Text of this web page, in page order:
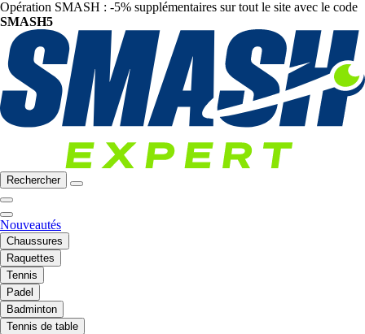
Opération SMASH : -5% supplémentaires sur tout le site avec le code
SMASH5
Rechercher
Nouveautés
Chaussures
Raquettes
Tennis
Padel
Badminton
Tennis de table